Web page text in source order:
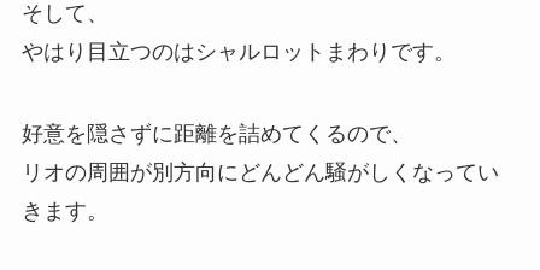
そして、
やはり目立つのはシャルロットまわりです。
好意を隠さずに距離を詰めてくるので、
リオの周囲が別方向にどんどん騒がしくなってい
きます。